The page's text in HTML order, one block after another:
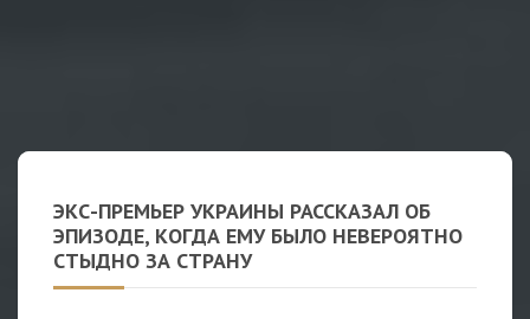
ЭКС-ПРЕМЬЕР УКРАИНЫ РАССКАЗАЛ ОБ
ЭПИЗОДЕ, КОГДА ЕМУ БЫЛО НЕВЕРОЯТНО
СТЫДНО ЗА СТРАНУ